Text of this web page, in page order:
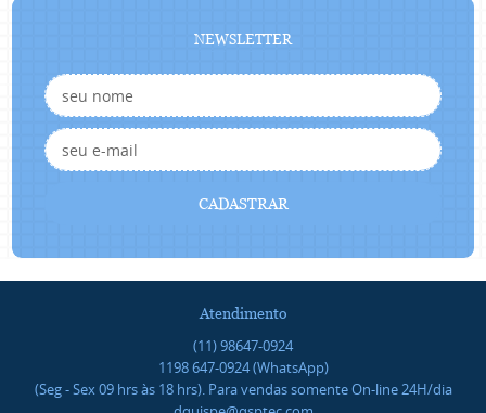
NEWSLETTER
CADASTRAR
Atendimento
(11)98647-0924
1198647-0924(WhatsApp)
(Seg - Sex 09 hrs às 18 hrs). Para vendas somente On-line 24H/dia